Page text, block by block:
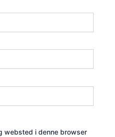
websted i denne browser